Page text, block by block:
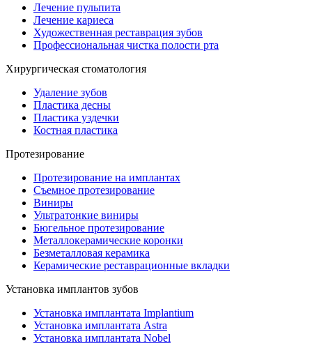
Лечение пульпита
Лечение кариеса
Художественная реставрация зубов
Профессиональная чистка полости рта
Хирургическая стоматология
Удаление зубов
Пластика десны
Пластика уздечки
Костная пластика
Протезирование
Протезирование на имплантах
Съемное протезирование
Виниры
Ультратонкие виниры
Бюгельное протезирование
Металлокерамические коронки
Безметалловая керамика
Керамические реставрационные вкладки
Установка имплантов зубов
Установка имплантата Implantium
Установка имплантата Astra
Установка имплантата Nobel